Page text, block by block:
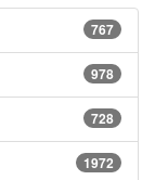
767
978
728
1972